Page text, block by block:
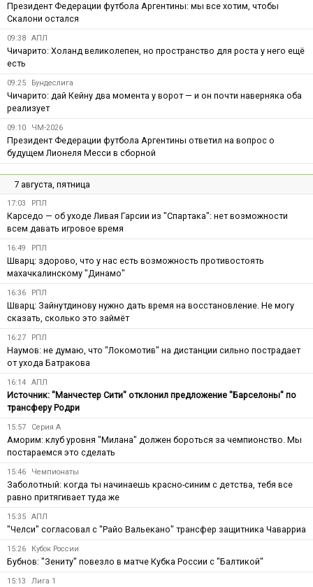
Президент Федерации футбола Аргентины: мы все хотим, чтобы
Скалони остался
09:38 АПЛ
Чичарито: Холанд великолепен, но пространство для роста у него ещё
есть
09:25 Бундеслига
Чичарито: дай Кейну два момента у ворот — и он почти наверняка оба
реализует
09:10 ЧМ-2026
Президент Федерации футбола Аргентины ответил на вопрос о
будущем Лионеля Месси в сборной
7 августа, пятница
17:03 РПЛ
Карседо — об уходе Ливая Гарсии из "Спартака": нет возможности
всем давать игровое время
16:49 РПЛ
Шварц: здорово, что у нас есть возможность противостоять
махачкалинскому "Динамо"
16:36 РПЛ
Шварц: Зайнутдинову нужно дать время на восстановление. Не могу
сказать, сколько это займёт
16:27 РПЛ
Наумов: не думаю, что "Локомотив" на дистанции сильно пострадает
от ухода Батракова
16:14 АПЛ
Источник: "Манчестер Сити" отклонил предложение "Барселоны" по
трансферу Родри
15:57 Серия А
Аморим: клуб уровня "Милана" должен бороться за чемпионство. Мы
постараемся это сделать
15:46 Чемпионаты
Заболотный: когда ты начинаешь красно-синим с детства, тебя все
равно притягивает туда же
15:35 АПЛ
"Челси" согласовал с "Райо Вальекано" трансфер защитника Чаварриа
15:26 Кубок России
Бубнов: "Зениту" повезло в матче Кубка России с "Балтикой"
15:13 Лига 1